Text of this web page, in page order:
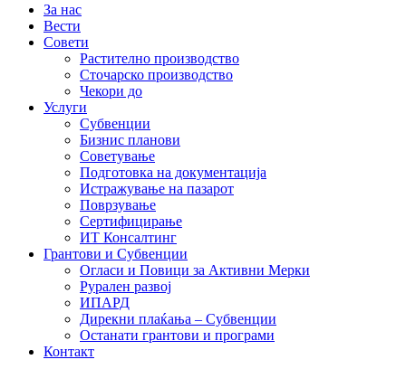
За нас
Вести
Совети
Растително производство
Сточарско производство
Чекори до
Услуги
Субвенции
Бизнис планови
Советување
Подготовка на документација
Истражување на пазарот
Поврзување
Сертифицирање
ИТ Консалтинг
Грантови и Субвенции
Огласи и Повици за Активни Мерки
Рурален развој
ИПАРД
Дирекни плаќања – Субвенции
Останати грантови и програми
Контакт